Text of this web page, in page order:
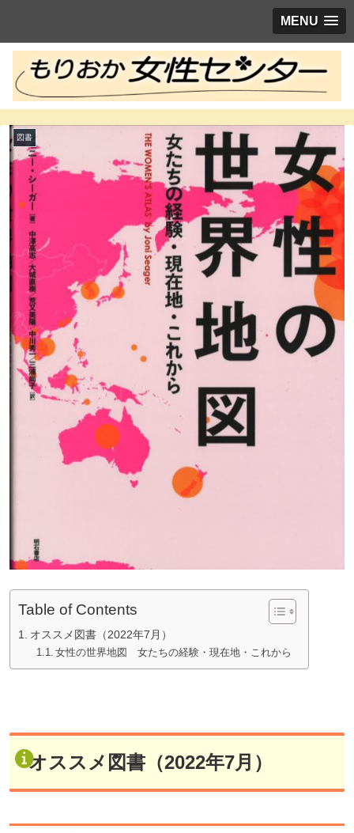
MENU
図書
Table of Contents
オススメ図書（2022年7月）
女性の世界地図 女たちの経験・現在地・これから
オススメ図書（2022年7月）